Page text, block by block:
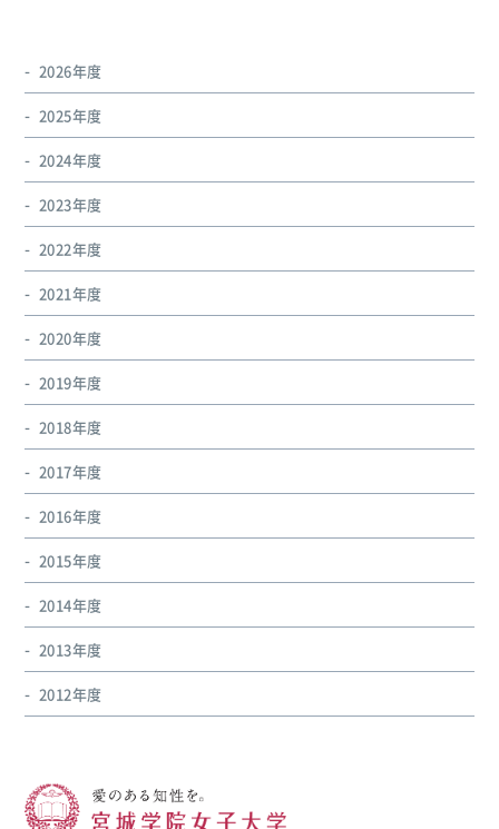
2026年度
2025年度
2024年度
2023年度
2022年度
2021年度
2020年度
2019年度
2018年度
2017年度
2016年度
2015年度
2014年度
2013年度
2012年度